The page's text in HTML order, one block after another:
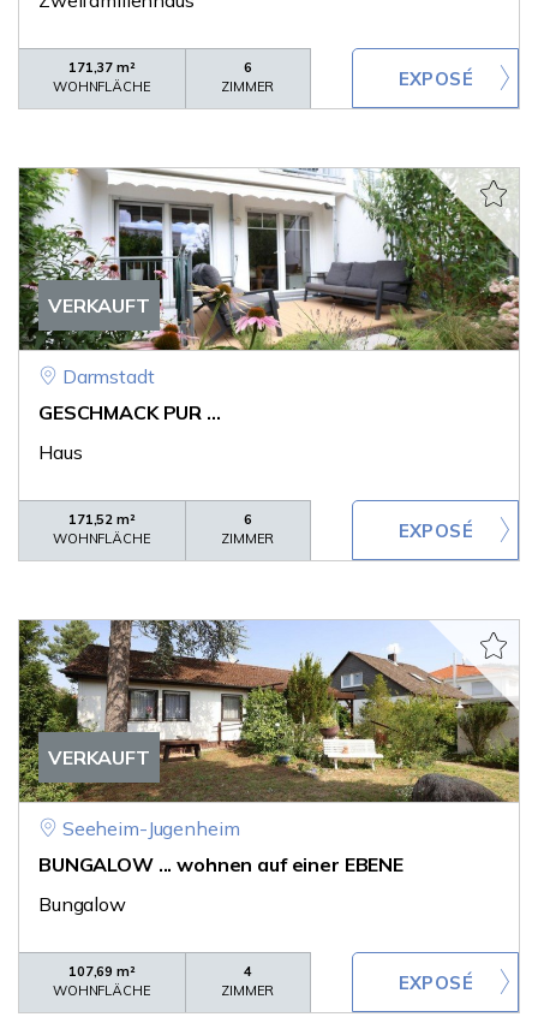
171,37 m²
WOHNFLÄCHE
6
ZIMMER
VERKAUFT
Darmstadt
GESCHMACK PUR ...
Haus
171,52 m²
WOHNFLÄCHE
6
ZIMMER
VERKAUFT
Seeheim-Jugenheim
BUNGALOW ... wohnen auf einer EBENE
Bungalow
107,69 m²
WOHNFLÄCHE
4
ZIMMER